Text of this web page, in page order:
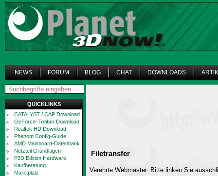
NEWS FORUM BLOG CHAT DOWNLOADS
QUICKLINKS
CATALYST / CAP Download
GeForce-Treiber Download
Realtek HD Download
Phenom Config-Guide
AMD Mainboard-Datenbank
Netzteil Grundlagen
P3D Edition Hardware
Kaufberatung
Marktplatz
Filetransfer
Verehrte Webmaster. Bitte linken Sie